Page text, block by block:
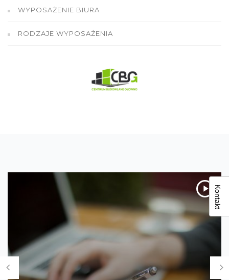
WYPOSAŻENIE BIURA
RODZAJE WYPOSAŻENIA
Kontakt